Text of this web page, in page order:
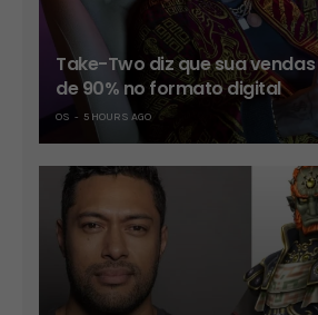
Take-Two diz que sua
de 90% no formato digital
OS 5 HOURS AGO